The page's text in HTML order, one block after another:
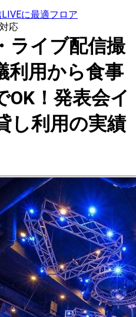
に最適フロア
応
ライブ配信撮
利用から食事
OK！発表会イ
し利用の実績